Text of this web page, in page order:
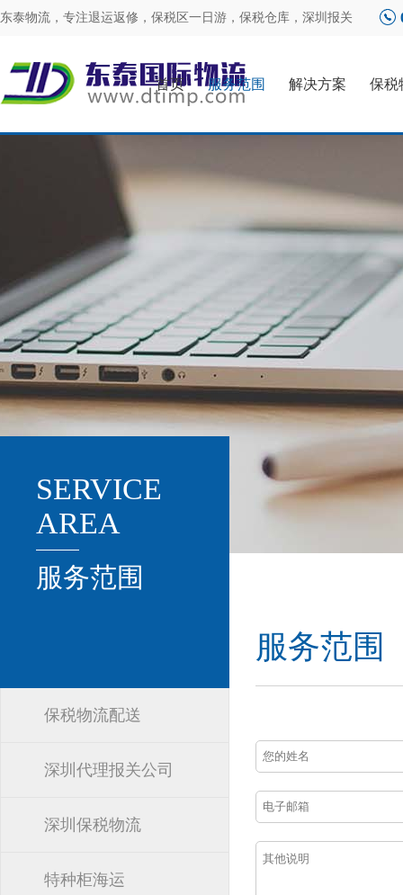
东泰物流，专注退运返修 ， 保税区一日游 ， 保税仓库 ， 深圳报关
首页 服务范围 解决方案 保税
SERVICE
AREA
服务范围
保税物流配送
深圳代理报关公司
深圳保税物流
特种柜海运
服务范围